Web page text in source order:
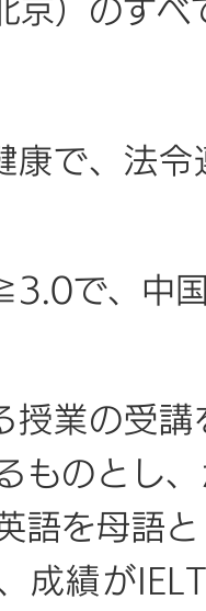
京）のすべ
康で、法
で、中
授業の受
ものとし
語を母語
成績が